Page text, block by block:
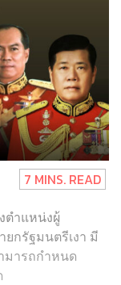
7 MINS. READ
ตำแหน่งผู้
กรัฐมนตรีเงา มี
มารถกำหนด